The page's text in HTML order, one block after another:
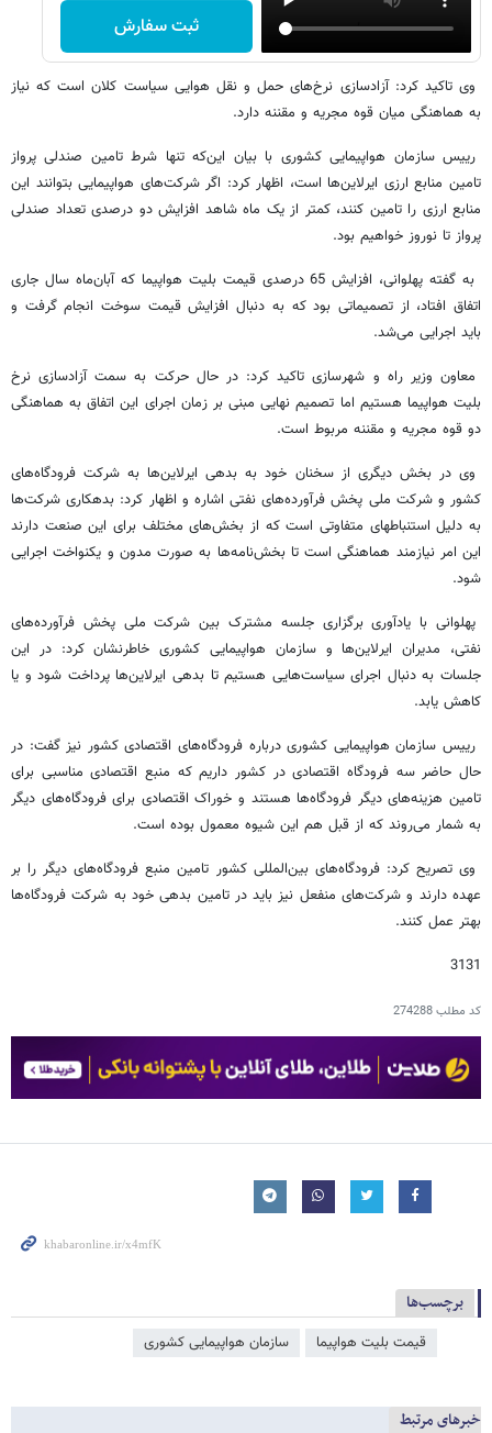
ثبت سفارش
وی تاکید کرد:‌ آزادسازی نرخ‌های حمل و نقل هوایی سیاست کلان است که نیاز
به هماهنگی میان قوه مجریه و مقننه دارد.
رییس سازمان هواپیمایی کشوری با بیان این‌که تنها شرط تامین صندلی پرواز
تامین منابع ارزی ایرلاین‌ها است، اظهار کرد: اگر شرکت‌های هواپیمایی بتوانند این
منابع ارزی را تامین کنند، کمتر از یک ماه شاهد افزایش دو درصدی تعداد صندلی
پرواز تا نوروز خواهیم بود.
به گفته پهلوانی، افزایش 65 درصدی قیمت بلیت هواپیما که آبان‌ماه سال جاری
اتفاق افتاد، از تصمیماتی بود که به دنبال افزایش قیمت سوخت انجام گرفت و
باید اجرایی می‌شد.
معاون وزیر راه و شهرسازی تاکید کرد: در حال حرکت به سمت آزادسازی نرخ
بلیت هواپیما هستیم اما تصمیم نهایی مبنی بر زمان اجرای این اتفاق به هماهنگی
دو قوه مجریه و مقننه مربوط است.
وی در بخش دیگری از سخنان خود به بدهی ایرلاین‌ها به شرکت فرودگاه‌های
کشور و شرکت ملی پخش فرآورده‌های نفتی اشاره و اظهار کرد: بدهکاری شرکت‌ها
به دلیل استنباطهای متفاوتی است که از بخش‌های مختلف برای این صنعت دارند
این امر نیازمند هماهنگی است تا بخش‌نامه‌ها به صورت مدون و یکنواخت اجرایی
شود.
پهلوانی با یادآوری برگزاری جلسه مشترک بین شرکت ملی پخش فرآورده‌های
نفتی، مدیران ایرلاین‌ها و سازمان هواپیمایی کشوری خاطرنشان کرد: در این
جلسات به دنبال اجرای سیاست‌هایی هستیم تا بدهی ایرلاین‌ها پرداخت شود و یا
کاهش یابد.
رییس سازمان هواپیمایی کشوری درباره فرودگاه‌های اقتصادی کشور نیز گفت:‌ در
حال حاضر سه فرودگاه اقتصادی در کشور داریم که منبع اقتصادی مناسبی برای
تامین هزینه‌های دیگر فرودگاه‌ها هستند و خوراک اقتصادی برای فرودگاه‌های دیگر
به شمار می‌روند که از قبل هم این شیوه معمول بوده است.
وی تصریح کرد: فرودگاه‌های بین‌المللی کشور تامین منبع فرودگاه‌های دیگر را بر
عهده دارند و شرکت‌های منفعل نیز باید در تامین بدهی خود به شرکت فرودگاه‌ها
بهتر عمل کنند.
3131
کد مطلب274288
برچسب‌ها
قیمت بلیت هواپیما سازمان هواپیمایی کشوری
خبرهای مرتبط